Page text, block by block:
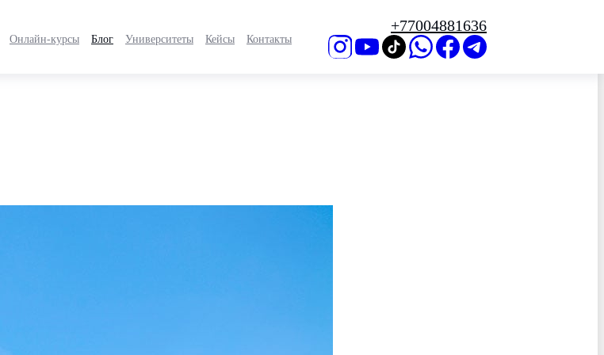
Онлайн-курсы Блог Университеты Кейсы Контакты
+77004881636